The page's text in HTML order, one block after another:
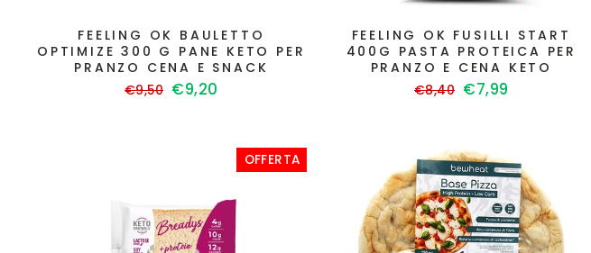
FEELING OK BAULETTO
OPTIMIZE 300 G PANE KETO PER
PRANZO CENA E SNACK
Prezzo
€9,50 Prezzo
€9,20
FEELING OK FUSILLI START
400G PASTA PROTEICA PER
PRANZO E CENA KETO
Prezzo
€8,40 Prezzo
€7,99
OFFERTA